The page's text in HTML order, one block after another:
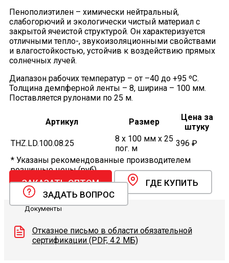
Пенополиэтилен – химически нейтральный,
слабогорючий и экологически чистый материал с
закрытой ячеистой структурой. Он характеризуется
отличными тепло-, звукоизоляционными свойствами
и влагостойкостью, устойчив к воздействию прямых
солнечных лучей.
Диапазон рабочих температур – от –40 до +95 ºС.
Толщина демпферной ленты – 8, ширина – 100 мм.
Поставляется рулонами по 25 м.
Артикул Размер
Цена за
штуку
THZ.LD.100.08.25
8 x 100 мм x 25
пог. м
396 ₽
* Указаны рекомендованные производителем
розничные цены (руб).
ЗАКАЗАТЬ ОПТОМ
ГДЕ КУПИТЬ
ЗАДАТЬ ВОПРОС
Документы
Отказное письмо в области обязательной
сертификации (PDF, 4.2 МБ)